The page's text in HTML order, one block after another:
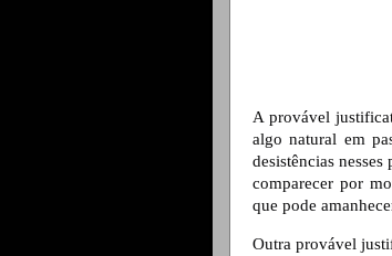
A provável
algo natural em
desistências
comparecer por
que pode
Outra provável